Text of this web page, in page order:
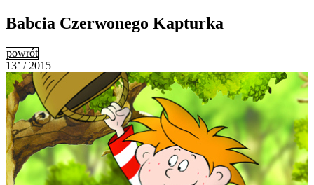
Babcia Czerwonego Kapturka
powrót
13’ / 2015